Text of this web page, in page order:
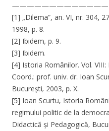
[1] „Dilema”, an. VI, nr. 304,
1998, p. 8.
[2] Ibidem, p. 9.
[3] Ibidem.
[4] Istoria Românilor. Vol.
Coord.: prof. univ. dr. Ioan
București, 2003, p. X.
[5] Ioan Scurtu, Istoria
regimului politic de la
Didactică și Pedagogică,